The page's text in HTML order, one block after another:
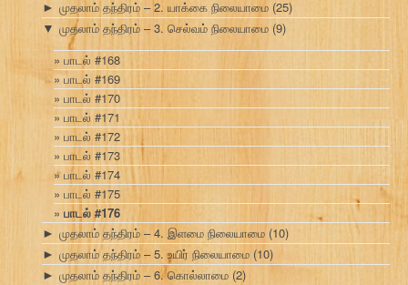
► முதலாம் தந்திரம் – 2. யாக்கை நிலையாமை (25)
▼ முதலாம் தந்திரம் – 3. செல்வம் நிலையாமை (9)
பாடல் #168
பாடல் #169
பாடல் #170
பாடல் #171
பாடல் #172
பாடல் #173
பாடல் #174
பாடல் #175
பாடல் #176
► முதலாம் தந்திரம் – 4. இளமை நிலையாமை (10)
► முதலாம் தந்திரம் – 5. உயிர் நிலையாமை (10)
► முதலாம் தந்திரம் – 6. கொல்லாமை (2)